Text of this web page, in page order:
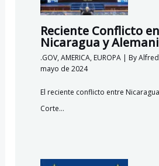
Reciente Conflicto
Nicaragua y
.GOV,AMERICA, EUROPA| By
mayo de 2024
El reciente conflicto entre
Corte…